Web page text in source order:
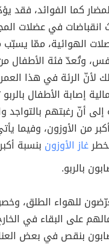
كما الفوائد، فقد
انقباضات في عضلات
الهوائية، ممّا
وتُعدّ فئة الأطفال
لأنّ الرئة في هذا
إصابة الأطفال
إلى أنّ رغبتهم
من الأوزون، وفيما
غاز الأوزون بنسبة
بالربو.
للهواء الطلق،
على البقاء في
بنقص في بعض